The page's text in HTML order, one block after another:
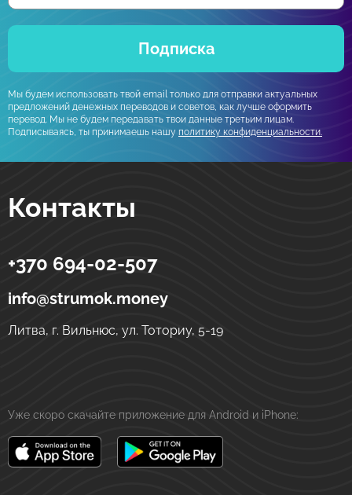
Подписка
Мы будем использовать твой email только для отправки актуальных
предложений денежных переводов и советов, как лучше оформить
перевод. Мы не будем передавать твои данные третьим лицам.
Подписываясь, ты принимаешь нашу политику конфиденциальности.
Контакты
Strumok
Денежные переводы в Украине
ул. Тоториу, 5-19
+370 694-02-507
info@strumok.money
Литва, г. Вильнюс, ул. Тоториу, 5-19
Уже скоро скачайте приложение для Android и iPhone: